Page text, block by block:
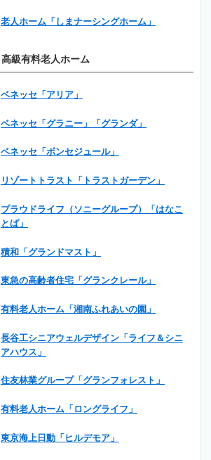
老人ホーム「しまナーシングホーム」
高級有料老人ホーム
ベネッセ「アリア」
ベネッセ「グラニー」「グランダ」
ベネッセ「ボンセジュール」
リゾートトラスト「トラストガーデン」
プラウドライフ（ソニーグループ）「はなこ
とば」
積和「グランドマスト」
東急の高齢者住宅「グランクレール」
有料老人ホーム「湘南ふれあいの園」
長谷工シニアウェルデザイン「ライフ＆シニ
アハウス」
住友林業グループ「グランフォレスト」
有料老人ホーム「ロングライフ」
東京海上日動「ヒルデモア」